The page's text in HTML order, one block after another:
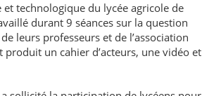
et technologique du lycée agricole de
durant 9 séances sur la question
leurs professeurs et de l’association
un cahier d’acteurs, une vidéo et